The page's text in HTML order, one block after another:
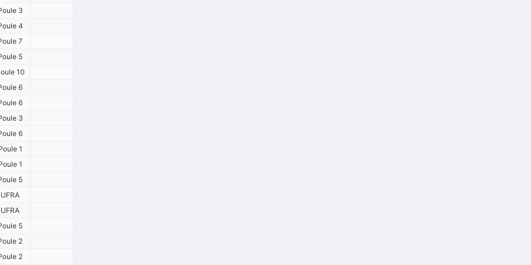
3
4
7
5
10
6
6
3
6
1
1
5
5
2
2